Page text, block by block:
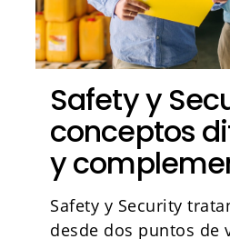
Safety y
conceptos
y
Safety y Security
desde dos puntos de